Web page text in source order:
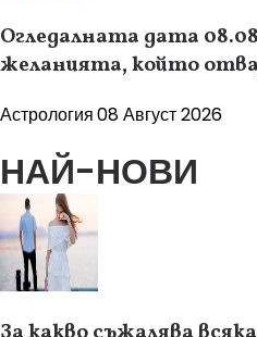
Огледалната дата
желанията, който
Астрология08 Август 2026
НАЙ-НОВИ